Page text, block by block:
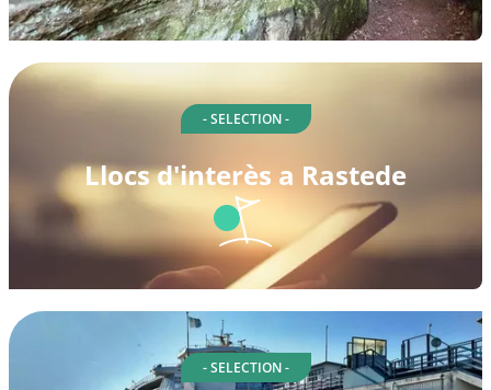
- SELECTION -
Llocs d'interès a Rastede
- SELECTION -